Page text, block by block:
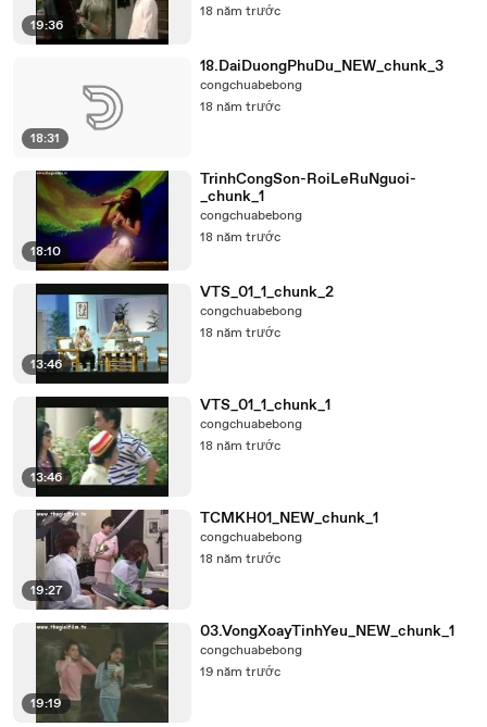
19:36
18 năm trước
18:31
18.DaiDuongPhuDu_NEW_chunk_3
congchuabebong
18 năm trước
18:10
TrinhCongSon-RoiLeRuNguoi-
_chunk_1
congchuabebong
18 năm trước
13:46
VTS_01_1_chunk_2
congchuabebong
18 năm trước
13:46
VTS_01_1_chunk_1
congchuabebong
18 năm trước
19:27
TCMKH01_NEW_chunk_1
congchuabebong
18 năm trước
19:19
03.VongXoayTinhYeu_NEW_chunk_1
congchuabebong
19 năm trước